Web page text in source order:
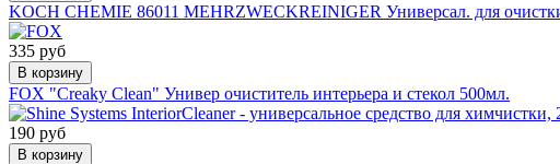
KOCH CHEMIE 86011 MEHRZWECKREINIGER Универсал. для
335 руб
В корзину
FOX "Creaky Clean" Универ очиститель интерьера и стекол 500мл.
190 руб
В корзину